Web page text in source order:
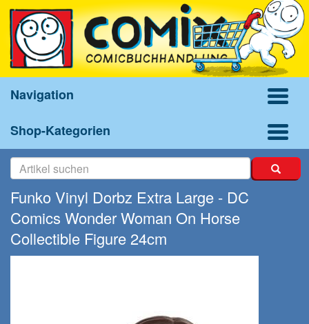
Navigation
Shop-Kategorien
Funko Vinyl Dorbz Extra Large - DC
Comics Wonder Woman On Horse
Collectible Figure 24cm